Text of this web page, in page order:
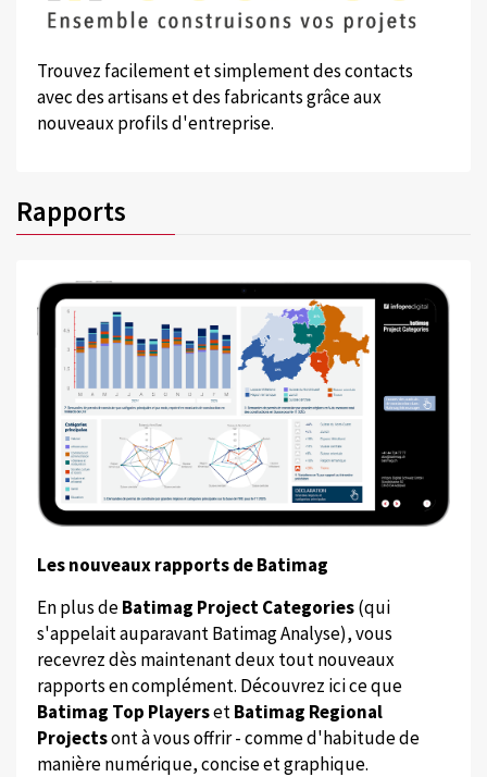
Trouvez facilement et simplement des contacts
avec des artisans et des fabricants grâce aux
nouveaux profils d'entreprise.
Rapports
Les nouveaux rapports de Batimag
En plus deBatimag Project Categories(qui
s'appelait auparavant Batimag Analyse), vous
recevrez dès maintenant deux tout nouveaux
rapports en complément. Découvrez ici ce que
Batimag Top PlayersetBatimag Regional
Projectsont à vous offrir - comme d'habitude de
manière numérique, concise et graphique.